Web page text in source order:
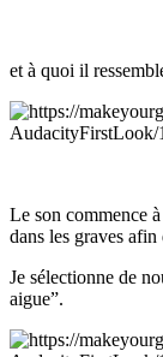
et à quoi il
Le son commence
dans les graves
Je sélectionne de
aigue”.